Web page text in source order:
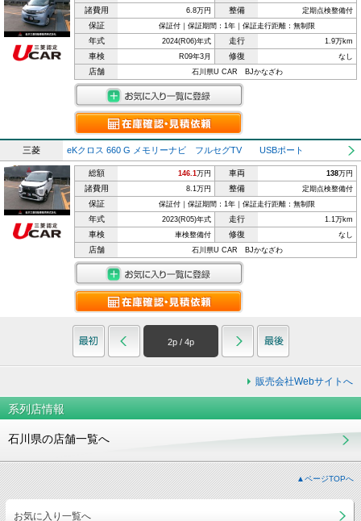
諸費用 6.8万円 整備 定期点検整備付
保証 保証付｜保証期間：1年｜保証走行距離：無制限
年式 2024(R06)年式 走行 1.9万km
車検 R09年3月 修復 なし
店舗 石川県U CAR BJかなざわ
三菱 eKクロス 660 G メモリーナビ フルセグTV USBポート
総額 146.1万円 車両 138万円
諸費用 8.1万円 整備 定期点検整備付
保証 保証付｜保証期間：1年｜保証走行距離：無制限
年式 2023(R05)年式 走行 1.1万km
車検 車検整備付 修復 なし
店舗 石川県U CAR BJかなざわ
2p / 4p
販売会社Webサイトへ
系列店情報
石川県の店舗一覧へ
▲ページTOPへ
お気に入り一覧へ